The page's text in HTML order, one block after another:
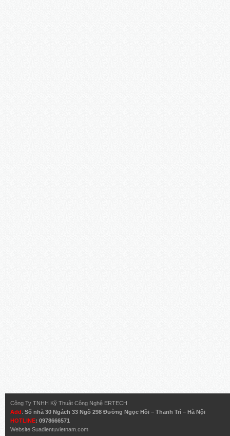
Công Ty TNHH Kỹ Thuật Công Nghệ ERTECH
Add: Số nhà 30 Ngách 33 Ngõ 298 Đường Ngọc Hồi – Thanh Trì – Hà Nội
HOTLINE: 0978666571
Website Suadientuvietnam.com